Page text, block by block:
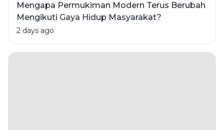
Mengapa Permukiman Modern Terus Berubah
Mengikuti Gaya Hidup Masyarakat?
2 days ago